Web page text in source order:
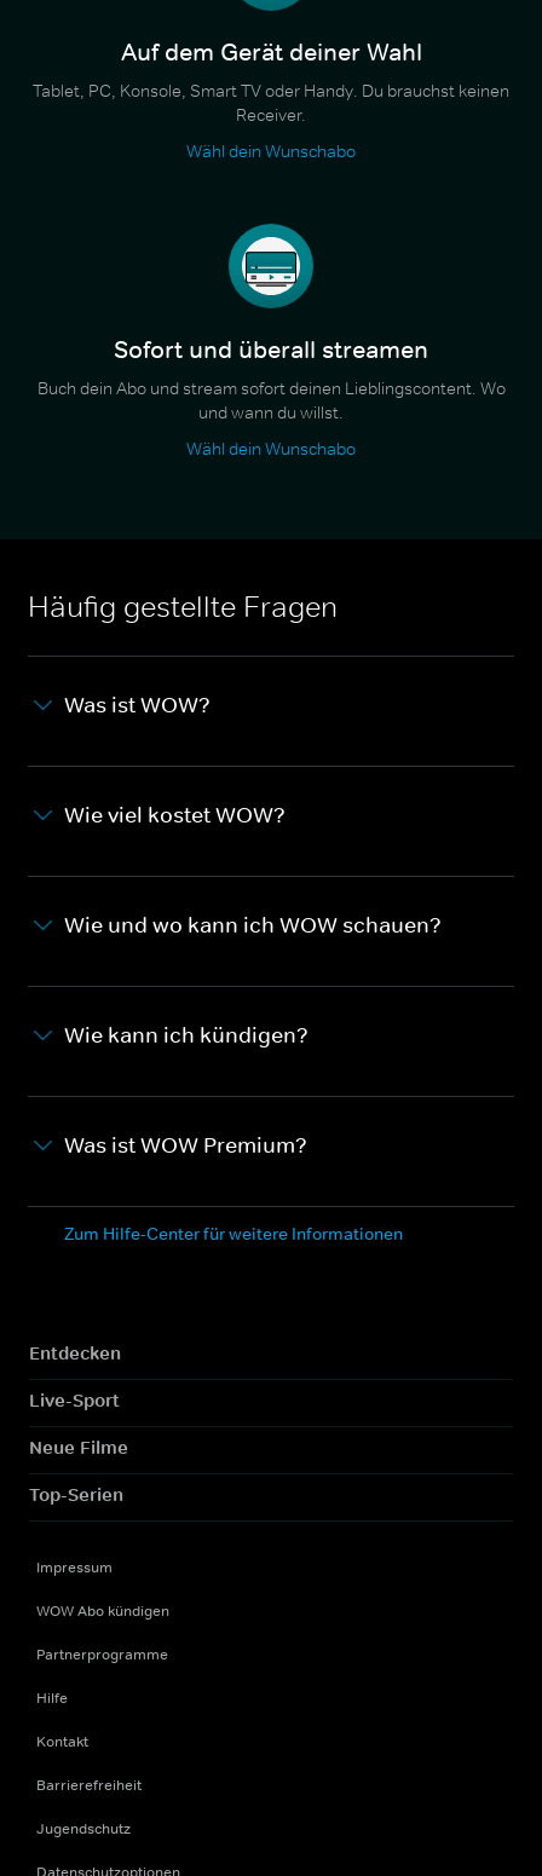
Auf dem Gerät deiner Wahl
Tablet, PC, Konsole, Smart TV oder Handy. Du brauchst keinen
Receiver.
Wähl dein Wunschabo
Sofort und überall streamen
Buch dein Abo und stream sofort deinen Lieblingscontent. Wo
und wann du willst.
Wähl dein Wunschabo
Häufig gestellte Fragen
Was ist WOW?
Wie viel kostet WOW?
Wie und wo kann ich WOW schauen?
Wie kann ich kündigen?
Was ist WOW Premium?
Zum Hilfe-Center für weitere Informationen
Entdecken
Live-Sport
Neue Filme
Top-Serien
Impressum
WOW Abo kündigen
Partnerprogramme
Hilfe
Kontakt
Barrierefreiheit
Jugendschutz